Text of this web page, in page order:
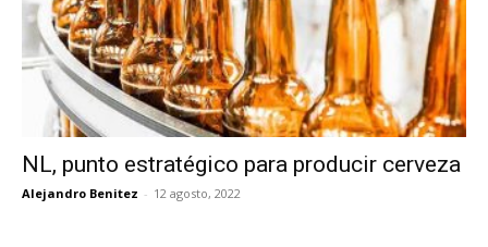
NL, punto estratégico para producir cerveza
Alejandro Benitez - 12 agosto, 2022